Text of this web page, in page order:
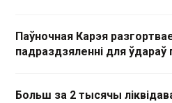
Паўночная Карэя
падраздзяленні для ўдараў
Больш за 2 тысячы